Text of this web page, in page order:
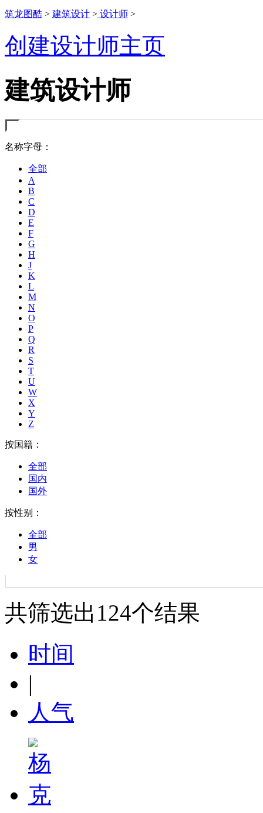
筑龙图酷 > 建筑设计 > 设计师 >
创建设计师主页
建筑设计师
名称字母：
全部
A
B
C
D
E
F
G
H
J
K
L
M
N
O
P
Q
R
S
T
U
W
X
Y
Z
按国籍：
全部
国内
国外
按性别：
全部
男
女
共筛选出 124个结果
时间
|
人气